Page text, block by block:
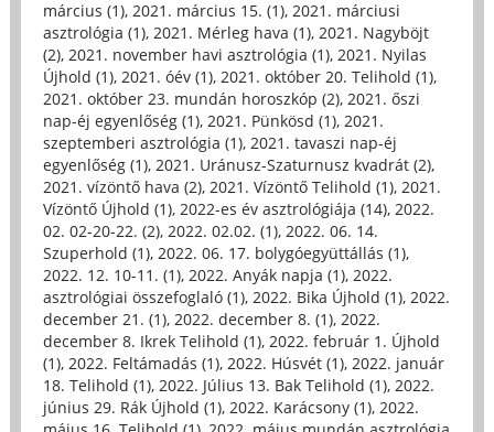
március (1), 2021. március 15. (1), 2021. márciusi
asztrológia (1), 2021. Mérleg hava (1), 2021. Nagyböjt
(2), 2021. november havi asztrológia (1), 2021. Nyilas
Újhold (1), 2021. óév (1), 2021. október 20. Telihold (1),
2021. október 23. mundán horoszkóp (2), 2021. őszi
nap-éj egyenlőség (1), 2021. Pünkösd (1), 2021.
szeptemberi asztrológia (1), 2021. tavaszi nap-éj
egyenlőség (1), 2021. Uránusz-Szaturnusz kvadrát (2),
2021. vízöntő hava (2), 2021. Vízöntő Telihold (1), 2021.
Vízöntő Újhold (1), 2022-es év asztrológiája (14), 2022.
02. 02-20-22. (2), 2022. 02.02. (1), 2022. 06. 14.
Szuperhold (1), 2022. 06. 17. bolygóegyüttállás (1),
2022. 12. 10-11. (1), 2022. Anyák napja (1), 2022.
asztrológiai összefoglaló (1), 2022. Bika Újhold (1), 2022.
december 21. (1), 2022. december 8. (1), 2022.
december 8. Ikrek Telihold (1), 2022. február 1. Újhold
(1), 2022. Feltámadás (1), 2022. Húsvét (1), 2022. január
18. Telihold (1), 2022. Július 13. Bak Telihold (1), 2022.
június 29. Rák Újhold (1), 2022. Karácsony (1), 2022.